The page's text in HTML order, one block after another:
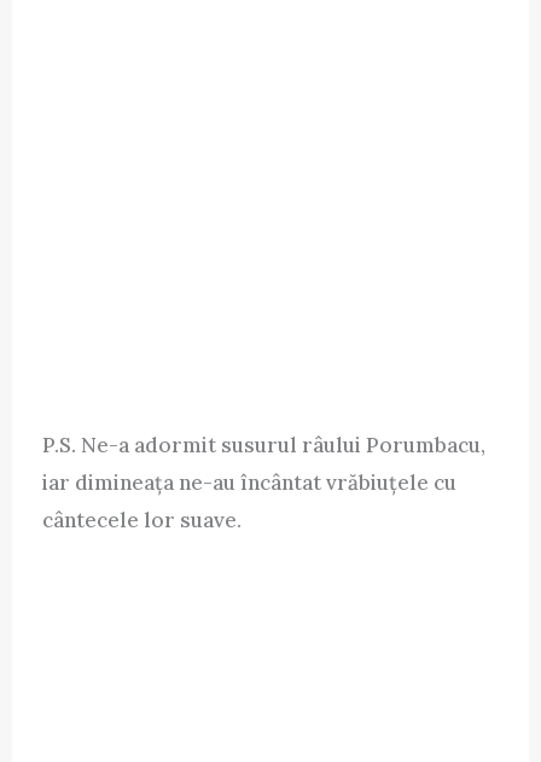
P.S. Ne-a adormit susurul râului Porumbacu,
iar dimineața ne-au încântat vrăbiuțele cu
cântecele lor suave.